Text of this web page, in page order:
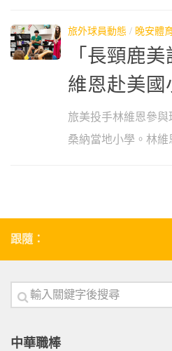
旅外球員動態 / 晚安體
「長頸鹿
維恩赴美國
旅美投手林維恩參與
桑納當地小學。林
跟隨：
中華職棒